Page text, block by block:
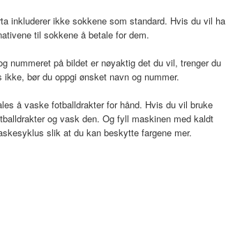
inkluderer ikke sokkene som standard. Hvis du vil ha
til sokkene å betale for dem.
nummeret på bildet er nøyaktig det du vil, trenger du
bør du oppgi ønsket navn og nummer.
å vaske fotballdrakter for hånd. Hvis du vil bruke
og vask den. Og fyll maskinen med kaldt
slik at du kan beskytte fargene mer.